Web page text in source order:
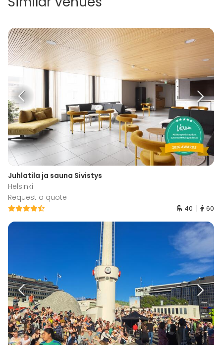
Juhlatila ja sauna Sivistys
Helsinki
Request a quote
40 60